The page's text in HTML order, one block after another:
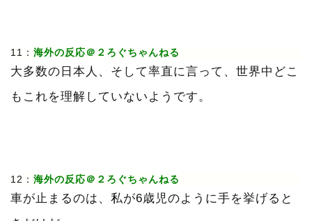
11： 海外の反応＠２ろぐちゃんねる
大多数の日本人、そして率直に言って、世界中どこ
もこれを理解していないようです。
12： 海外の反応＠２ろぐちゃんねる
車が止まるのは、私が6歳児のように手を挙げると